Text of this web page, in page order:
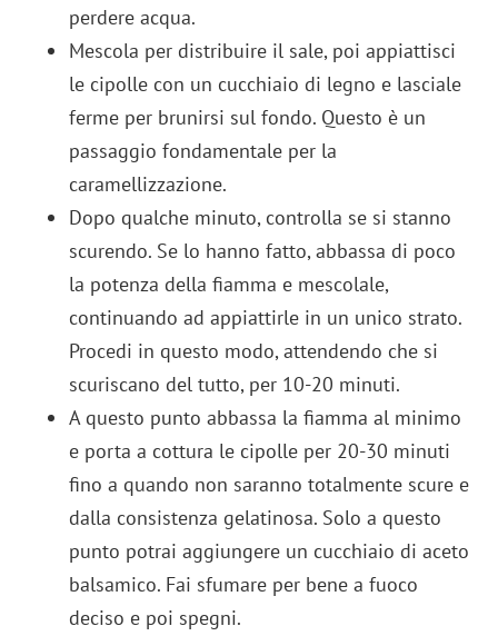
perdere acqua.
Mescola per distribuire il sale, poi appiattisci
le cipolle con un cucchiaio di legno e lasciale
ferme per brunirsi sul fondo. Questo è un
passaggio fondamentale per la
caramellizzazione.
Dopo qualche minuto, controlla se si stanno
scurendo. Se lo hanno fatto, abbassa di poco
la potenza della fiamma e mescolale,
continuando ad appiattirle in un unico strato.
Procedi in questo modo, attendendo che si
scuriscano del tutto, per 10-20 minuti.
A questo punto abbassa la fiamma al minimo
e porta a cottura le cipolle per 20-30 minuti
fino a quando non saranno totalmente scure e
dalla consistenza gelatinosa. Solo a questo
punto potrai aggiungere un cucchiaio di aceto
balsamico. Fai sfumare per bene a fuoco
deciso e poi spegni.